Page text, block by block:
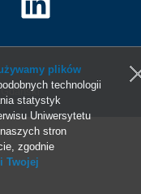
plików
technologii
statystyk
Uniwersytetu
stron
zgodnie
Twojej